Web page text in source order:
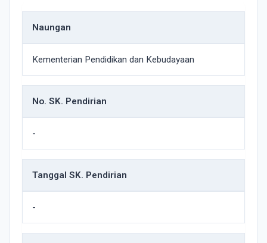
Naungan
Kementerian Pendidikan dan Kebudayaan
No. SK. Pendirian
-
Tanggal SK. Pendirian
-